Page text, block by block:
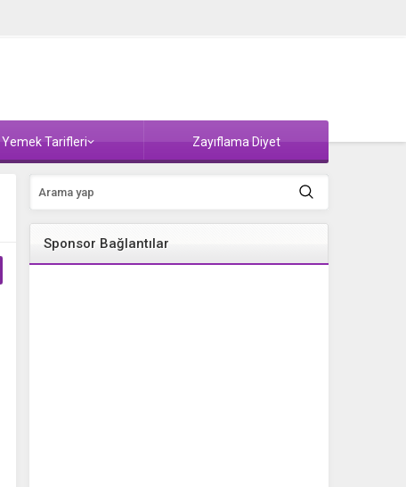
Yemek Tarifleri Zayıflama Diyet
Sponsor Bağlantılar